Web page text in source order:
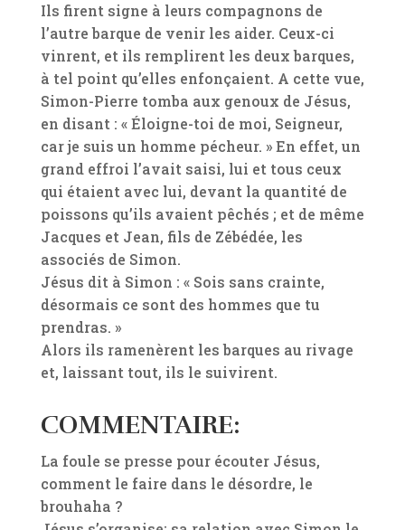
Ils firent signe à leurs compagnons de
l’autre barque de venir les aider. Ceux-ci
vinrent, et ils remplirent les deux barques,
à tel point qu’elles enfonçaient. A cette vue,
Simon-Pierre tomba aux genoux de Jésus,
en disant : « Éloigne-toi de moi, Seigneur,
car je suis un homme pécheur. » En effet, un
grand effroi l’avait saisi, lui et tous ceux
qui étaient avec lui, devant la quantité de
poissons qu’ils avaient pêchés ; et de même
Jacques et Jean, fils de Zébédée, les
associés de Simon.
Jésus dit à Simon : « Sois sans crainte,
désormais ce sont des hommes que tu
prendras. »
Alors ils ramenèrent les barques au rivage
et, laissant tout, ils le suivirent.
COMMENTAIRE:
La foule se presse pour écouter Jésus,
comment le faire dans le désordre, le
brouhaha ?